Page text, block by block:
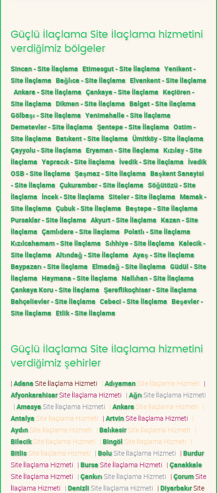
Güçlü İlaçlama Site İlaçlama hizmetini
verdiğimiz bölgeler
Sincan - Site İlaçlama Etimesgut - Site İlaçlama Yenikent -
Site İlaçlama Bağlıca - Site İlaçlama Elvankent - Site İlaçlama
Ankara - Site İlaçlama Çankaya - Site İlaçlama Keçiören -
Site İlaçlama Dikmen - Site İlaçlama Balgat - Site İlaçlama
Gölbaşı - Site İlaçlama Yenimahalle - Site İlaçlama
Demetevler - Site İlaçlama Şentepe - Site İlaçlama Ostim -
Site İlaçlama Batıkent - Site İlaçlama Ümitköy - Site İlaçlama
Çayyolu - Site İlaçlama Eryaman - Site İlaçlama Kızılay - Site
İlaçlama Yapracık - Site İlaçlama İvedik - Site İlaçlama İvedik
OSB - Site İlaçlama Şaşmaz - Site İlaçlama Başkent Sanayisi
- Site İlaçlama Çukurambar - Site İlaçlama Söğütözü - Site
İlaçlama İncek - Site İlaçlama Siteler - Site İlaçlama Mamak -
Site İlaçlama Çubuk - Site İlaçlama Beştepe - Site İlaçlama
Pursaklar - Site İlaçlama Akyurt - Site İlaçlama Kazan - Site
İlaçlama Çamlıdere - Site İlaçlama Polatlı - Site İlaçlama
Kızılcahamam - Site İlaçlama Sıhhiye - Site İlaçlama Kalecik -
Site İlaçlama Altındağ - Site İlaçlama Ayaş - Site İlaçlama
Baypazarı - Site İlaçlama Elmadağ - Site İlaçlama Güdül - Site
İlaçlama Haymana - Site İlaçlama Nallıhan - Site İlaçlama
Çankaya Koru - Site İlaçlama Şereflikoçhisar - Site İlaçlama
Bahçelievler - Site İlaçlama Cebeci - Site İlaçlama Beşevler -
Site İlaçlama Etlik - Site İlaçlama
Güçlü İlaçlama Site İlaçlama hizmetini
verdiğimiz şehirler
| AdanaSite İlaçlama Hizmeti | AdıyamanSite İlaçlama Hizmeti |
AfyonkarahisarSite İlaçlama Hizmeti | AğrıSite İlaçlama Hizmeti
| AmasyaSite İlaçlama Hizmeti | Ankara Site İlaçlama Hizmeti |
Antalya Site İlaçlama Hizmeti | ArtvinSite İlaçlama Hizmeti |
AydınSite İlaçlama Hizmeti | BalıkesirSite İlaçlama Hizmeti |
BilecikSite İlaçlama Hizmeti | Bingöl Site İlaçlama Hizmeti |
BitlisSite İlaçlama Hizmeti | BoluSite İlaçlama Hizmeti | Burdur
Site İlaçlama Hizmeti | BursaSite İlaçlama Hizmeti | Çanakkale
Site İlaçlama Hizmeti | ÇankırıSite İlaçlama Hizmeti | ÇorumSite
İlaçlama Hizmeti | DenizliSite İlaçlama Hizmeti | DiyarbakırSite